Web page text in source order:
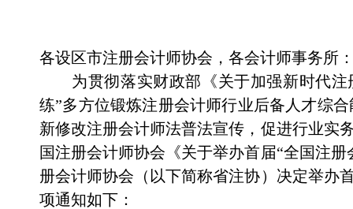
各设区市注册会计师协会，各会计师事务所
为贯彻落实财政部《关于加强新时代
练”多方位锻炼注册会计师行业后备人才综
新修改注册会计师法普法宣传，促进行业实
国注册会计师协会《关于举办首届“全国注
册会计师协会（以下简称省注协）决定举办
项通知如下：